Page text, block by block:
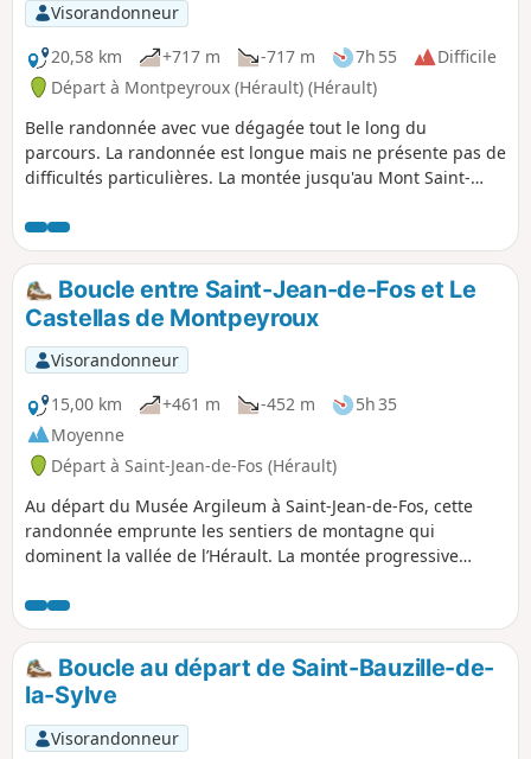
Visorandonneur
20,58 km
+717 m -717 m 7h 55
Difficile
Départ à Montpeyroux (Hérault) (Hérault)
Belle randonnée avec vue dégagée tout le long du
parcours. La randonnée est longue mais ne présente pas de
difficultés particulières. La montée jusqu'au Mont Saint-
Boucle entre Saint-Jean-de-Fos et Le
Castellas de Montpeyroux
Visorandonneur
15,00 km
+461 m -452 m
5h 35
Moyenne
Départ à Saint-Jean-de-Fos (Hérault)
Au départ du Musée Argileum à Saint-Jean-de-Fos, cette
randonnée emprunte les sentiers de montagne qui
dominent la vallée de l’Hérault. La montée progressive
méditerranéenne, entre chênes verts, pins et points de vue
dégagés sur les reliefs environnants. L'itinéraire rejoint
ensuite le Castellas de Montpeyroux, ancien site fortifié
perché offrant un remarquable panorama sur la vallée, les
vignobles et les contreforts du Larzac. Après cette étape, le
parcours se poursuit en boucle par d'autres sentiers de
garrigue en passant par les oliviers millénaires avant de
Boucle au départ de Saint-Bauzille-de-
la-Sylve
Visorandonneur